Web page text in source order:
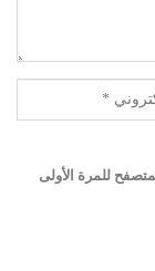
للمرة الأولى